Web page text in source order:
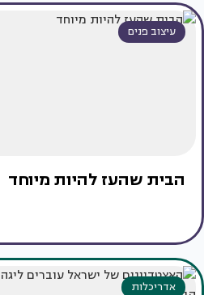
עיצוב פנים
הבית שהעז להיות מיוחד
אדריכלות